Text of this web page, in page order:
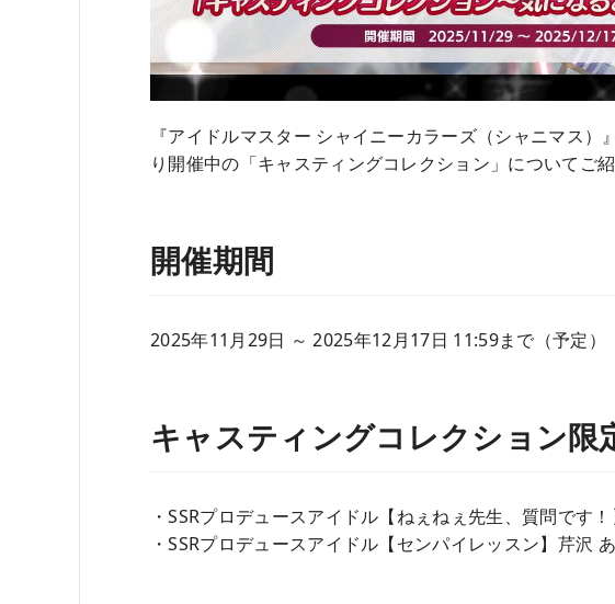
『アイドルマスター シャイニーカラーズ（シャニマス
り開催中の「キャスティングコレクション」についてご紹
開催期間
2025年11月29日 ～ 2025年12月17日 11:59まで（予定）
キャスティングコレクション限
・SSRプロデュースアイドル【ねぇねぇ先生、質問です
・SSRプロデュースアイドル【センパイレッスン】芹沢